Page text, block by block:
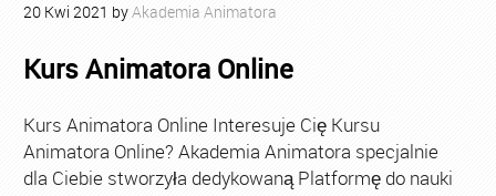
20 Kwi 2021 byAkademia Animatora
Kurs Animatora Online
Kurs Animatora Online Interesuje Cię Kursu
Animatora Online? Akademia Animatora specjalnie
dla Ciebie stworzyła dedykowaną Platformę do nauki